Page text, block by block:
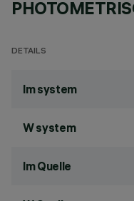
DETAILS
lm system
W system
lm Quelle